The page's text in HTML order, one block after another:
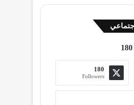
180
180
Followers